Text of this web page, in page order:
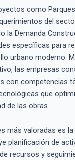
como
del
la Demanda
específicas para
urbano moderno.
las empresas
con competencias
que
de las obras.
más valoradas es
planificación de
recursos y